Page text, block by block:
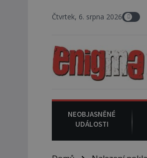
Čtvrtek, 6. srpna 2026
6. srpna 1930:
NEOBJASNĚNÉ
UDÁLOSTI